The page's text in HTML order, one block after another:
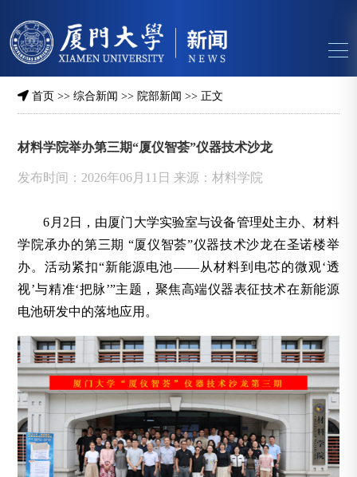
首页 >>综合新闻 >> 院部新闻 >> 正文
材料学院举办第三期“厦仪智荟”仪器技术沙龙
发布时间：2026年06月11日 来源：材料学院
6月2日，由厦门大学实验室与设备管理处主办、材料
学院承办的第三期 “厦仪智荟”仪器技术沙龙在圣诺楼举
办。活动紧扣“新能源电池——从材料到电芯的微观‘透
视’与精准‘把脉’”主题，聚焦高端仪器表征技术在新能源
电池研发中的落地应用。